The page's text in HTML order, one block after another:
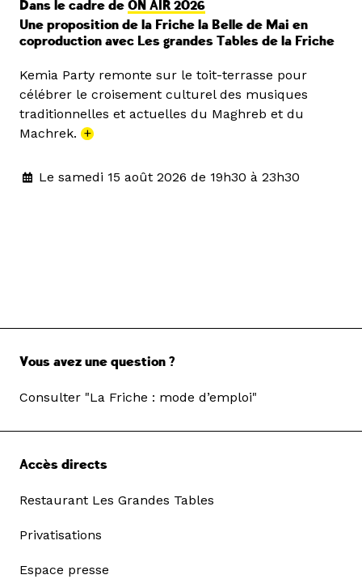
Dans le cadre de ON AIR 2026
Une proposition de la Friche la Belle de Mai en
coproduction avec Les grandes Tables de la Friche
Kemia Party remonte sur le toit-terrasse pour
célébrer le croisement culturel des musiques
traditionnelles et actuelles du Maghreb et du
Machrek. +
Le samedi 15 août 2026 de 19h30 à 23h30
Vous avez une question ?
Consulter "La Friche : mode d’emploi"
Accès directs
Restaurant Les Grandes Tables
Privatisations
Espace presse